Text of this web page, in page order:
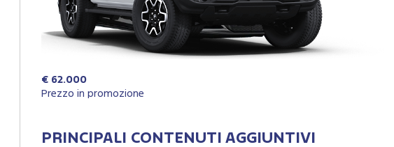
€ 62.000
Prezzo in promozione
PRINCIPALI CONTENUTI AGGIUNTIVI